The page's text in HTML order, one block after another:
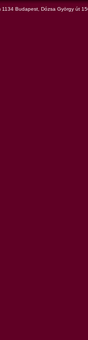
1134 Budapest, Dózsa György út